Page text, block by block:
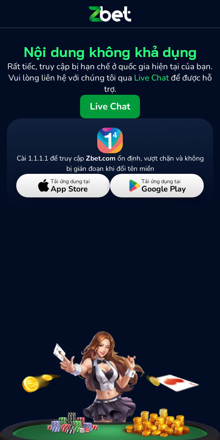
Nội dung không khả dụng
Rất tiếc, truy cập bị hạn chế ở quốc gia hiện tại của bạn.
Vui lòng liên hệ với chúng tôi qua Live Chatđể được hỗ
trợ.
Live Chat
Cài 1.1.1.1 để truy cập Zbet.comổn định, vượt chặn và không
bị gián đoạn khi đổi tên miền
Tải ứng dụng tại
App Store
Tải ứng dụng tại
Google Play